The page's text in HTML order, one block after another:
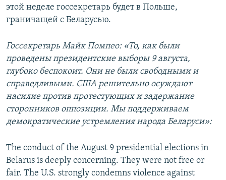
этой неделе госсекретарь будет в Польше,
граничащей с Беларусью.
Госсекретарь Майк Помпео: «То, как были
проведены президентские выборы 9 августа,
глубоко беспокоит. Они не были свободными и
справедливыми. США решительно осуждают
насилие против протестующих и задержание
сторонников оппозиции. Мы поддерживаем
демократические устремления народа Беларуси»:
The conduct of the August 9 presidential elections in
Belarus is deeply concerning. They were not free or
fair. The U.S. strongly condemns violence against